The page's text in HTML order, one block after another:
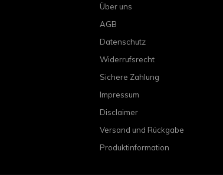
Über uns
AGB
Datenschutz
Widerrufsrecht
Sichere Zahlung
Impressum
Disclaimer
Versand und Rückgabe
Produktinformation